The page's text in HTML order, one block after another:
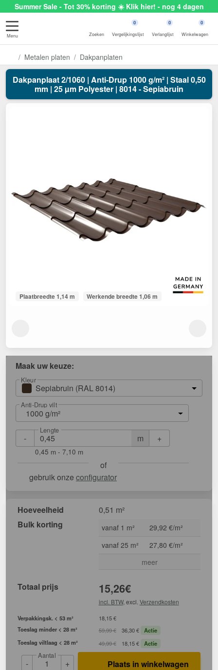
Summer Sale - Tot 30% korting ☀️ Klik hier! - nog 4 dagen
Menu Zoeken
0
Vergelijkingslijst
0
Verlanglijst
0
Winkelwagen
Metalen platen Dakpanplaten
Dakpanplaat 2/1060 | Anti-Drup 1000 g/m² | Staal 0,50
mm | 25 µm Polyester | 8014 - Sepiabruin
Plaatbreedte 1,14 m Werkende breedte 1,06 m
Maak uw keuze:
Kleur
Sepiabruin (RAL 8014)
Anti-Drup vilt
1000 g/m²
- m
Lengte
+
0,45 m - 7,10 m
of
gebruik onze configurator
Hoeveelheid
0,51 m²
Bulk korting
vanaf 1 m²
29,92 €/m²
vanaf 25 m²
27,80 €/m²
meer
Totaal prijs 15,26€
incl. BTW, excl. Verzendkosten
Verpakkingsk. < 53 m²
18,15 €
Toeslag minder < 28 m²
59,99 € 36,30 €
Actie
Toeslag viltlaag < 28 m²
49,99 € 18,15 € Actie
-
Aantal
+ Plaats in winkelwagen